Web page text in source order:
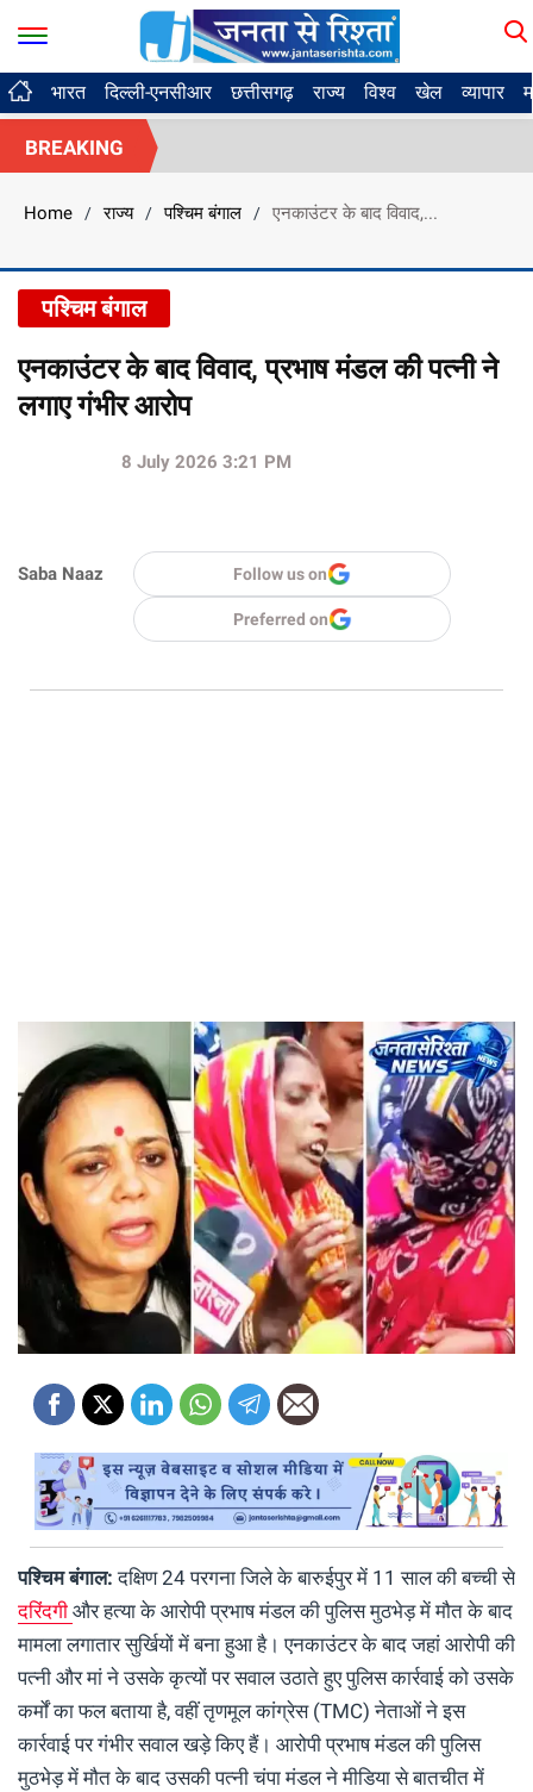
भारत दिल्ली-एनसीआर छत्तीसगढ़ राज्य विश्व खेल व्यापार
BREAKING
Home / राज्य / पश्चिम बंगाल / एनकाउंटर के बाद विवाद,...
पश्चिम बंगाल
एनकाउंटर के बाद विवाद, प्रभाष मंडल की पत्नी ने
लगाए गंभीर आरोप
Saba Naaz
8 July 2026 3:21 PM
Follow us on
Preferred on
पश्चिम बंगाल: दक्षिण 24 परगना जिले के बारुईपुर में 11 साल की बच्ची से
दरिंदगी और हत्या के आरोपी प्रभाष मंडल की पुलिस मुठभेड़ में मौत के बाद
मामला लगातार सुर्खियों में बना हुआ है। एनकाउंटर के बाद जहां आरोपी की
पत्नी और मां ने उसके कृत्यों पर सवाल उठाते हुए पुलिस कार्रवाई को उसके
कर्मों का फल बताया है, वहीं तृणमूल कांग्रेस (TMC) नेताओं ने इस
कार्रवाई पर गंभीर सवाल खड़े किए हैं। आरोपी प्रभाष मंडल की पुलिस
मुठभेड़ में मौत के बाद उसकी पत्नी चंपा मंडल ने मीडिया से बातचीत में